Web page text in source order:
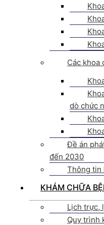
Các khoa
dò chức
Đề án
đến 2030
Thông tin
KHÁM CHỮA
Lịch trực,
Quy trình